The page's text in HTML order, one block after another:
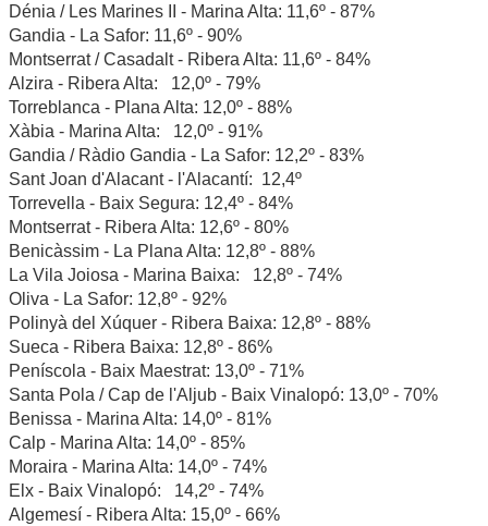
Dénia / Les Marines II - Marina Alta: 11,6º - 87%
Gandia - La Safor: 11,6º - 90%
Montserrat / Casadalt - Ribera Alta: 11,6º - 84%
Alzira - Ribera Alta: 12,0º - 79%
Torreblanca - Plana Alta: 12,0º - 88%
Xàbia - Marina Alta: 12,0º - 91%
Gandia / Ràdio Gandia - La Safor: 12,2º - 83%
Sant Joan d'Alacant - l'Alacantí: 12,4º
Torrevella - Baix Segura: 12,4º - 84%
Montserrat - Ribera Alta: 12,6º - 80%
Benicàssim - La Plana Alta: 12,8º - 88%
La Vila Joiosa - Marina Baixa: 12,8º - 74%
Oliva - La Safor: 12,8º - 92%
Polinyà del Xúquer - Ribera Baixa: 12,8º - 88%
Sueca - Ribera Baixa: 12,8º - 86%
Peníscola - Baix Maestrat: 13,0º - 71%
Santa Pola / Cap de l'Aljub - Baix Vinalopó: 13,0º - 70%
Benissa - Marina Alta: 14,0º - 81%
Calp - Marina Alta: 14,0º - 85%
Moraira - Marina Alta: 14,0º - 74%
Elx - Baix Vinalopó: 14,2º - 74%
Algemesí - Ribera Alta: 15,0º - 66%